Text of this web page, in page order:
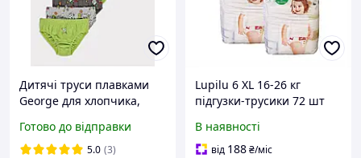
Дитячі труси плавками
George для хлопчика,
розміри 86-128
Готово до відправки
5.0 (3)
Lupilu 6 XL 16-26 кг
підгузки-трусики 72 шт
880518H0P
В наявності
від 188₴/міс